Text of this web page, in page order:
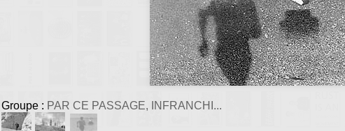
Groupe : PAR CE PASSAGE, INFRANCHI...